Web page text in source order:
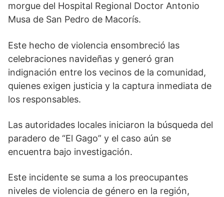
morgue del Hospital Regional Doctor Antonio
Musa de San Pedro de Macorís.
Este hecho de violencia ensombreció las
celebraciones navideñas y generó gran
indignación entre los vecinos de la comunidad,
quienes exigen justicia y la captura inmediata de
los responsables.
Las autoridades locales iniciaron la búsqueda del
paradero de “El Gago” y el caso aún se
encuentra bajo investigación.
Este incidente se suma a los preocupantes
niveles de violencia de género en la región,